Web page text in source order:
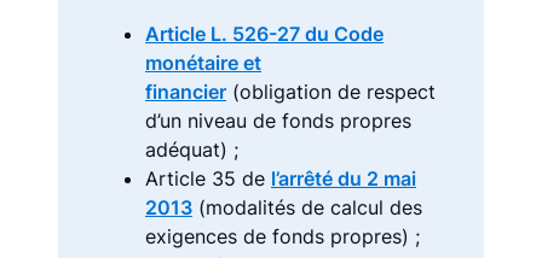
Article L. 526-27 du Code
monétaire et
financier (obligation de respect
d’un niveau de fonds propres
adéquat) ;
Article 35 de l’arrêté du 2 mai
2013 (modalités de calcul des
exigences de fonds propres) ;